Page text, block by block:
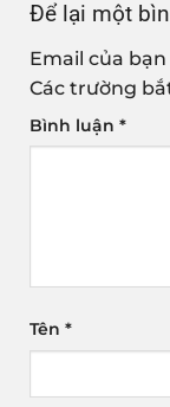
Để lại một
Email của
Các trường
Bình luận *
Tên *